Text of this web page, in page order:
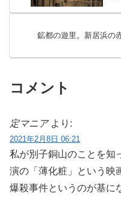
鉱都の遊里。新居浜の
コメント
定マニア より:
2021年2月8日 06:21
私が別子銅山のことを知
演の「薄化粧」という映
爆殺事件というのが基に